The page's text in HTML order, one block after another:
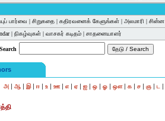
பார்வை | சிறுகதை | கதிரவனைக் கேளுங்கள் | அலமாரி |
| நிகழ்வுகள் | வாசகர் கடிதம் | சாதனையாளர்
அ | ஆ | இ| ஈ | உ | ஊ | எ | ஏ | ஐ | ஒ | ஓ | ஔ| க | ச | ஞ | ட |